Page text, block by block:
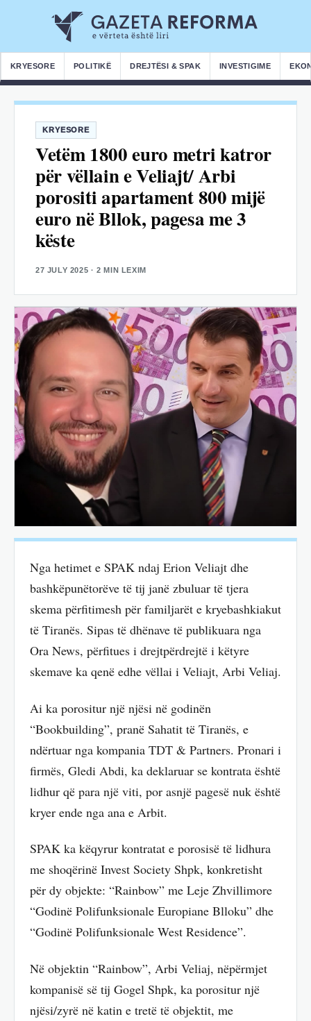
KRYESORE POLITIKË DREJTËSI & SPAK INVESTIGIME
KRYESORE
Vetëm 1800 euro metri katror
për vëllain e Veliajt/ Arbi
porositi apartament 800 mijë
euro në Bllok, pagesa me 3
këste
27 JULY 2025 · 2 MIN LEXIM
Nga hetimet e SPAK ndaj Erion Veliajt dhe
bashkëpunëtorëve të tij janë zbuluar të tjera
skema përfitimesh për familjarët e kryebashkiakut
të Tiranës. Sipas të dhënave të publikuara nga
Ora News, përfitues i drejtpërdrejtë i këtyre
skemave ka qenë edhe vëllai i Veliajt, Arbi Veliaj.
Ai ka porositur një njësi në godinën
“Bookbuilding”, pranë Sahatit të Tiranës, e
ndërtuar nga kompania TDT & Partners. Pronari i
firmës, Gledi Abdi, ka deklaruar se kontrata është
lidhur që para një viti, por asnjë pagesë nuk është
kryer ende nga ana e Arbit.
SPAK ka këqyrur kontratat e porosisë të lidhura
me shoqërinë Invest Society Shpk, konkretisht
për dy objekte: “Rainbow” me Leje Zhvillimore
“Godinë Polifunksionale Europiane Blloku” dhe
“Godinë Polifunksionale West Residence”.
Në objektin “Rainbow”, Arbi Veliaj, nëpërmjet
kompanisë së tij Gogel Shpk, ka porositur një
njësi/zyrë në katin e tretë të objektit, me